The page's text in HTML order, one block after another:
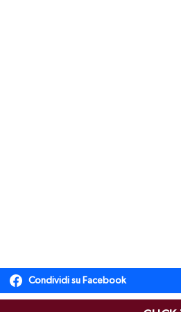
Condividi su Facebook